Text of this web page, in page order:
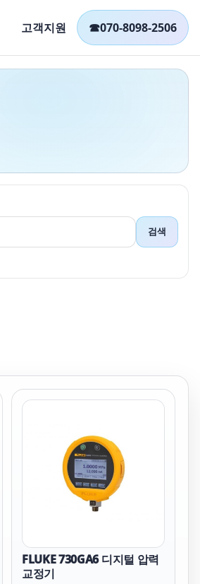
고객지원 ☎070-8098-2506
검색
FLUKE 730GA6 디지털 압력
교정기